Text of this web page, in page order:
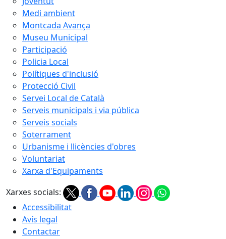
Medi ambient
Montcada Avança
Museu Municipal
Participació
Policia Local
Polítiques d'inclusió
Protecció Civil
Servei Local de Català
Serveis municipals i via pública
Serveis socials
Soterrament
Urbanisme i llicències d'obres
Voluntariat
Xarxa d'Equipaments
Xarxes socials:
Accessibilitat
Avís legal
Contactar